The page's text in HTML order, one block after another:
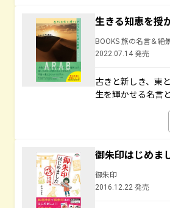
生きる知恵を授
BOOKS 旅の名言＆絶
2022.07.14 発売
古きと新しき、東
生を輝かせる名言
御朱印はじめ
御朱印
2016.12.22 発売